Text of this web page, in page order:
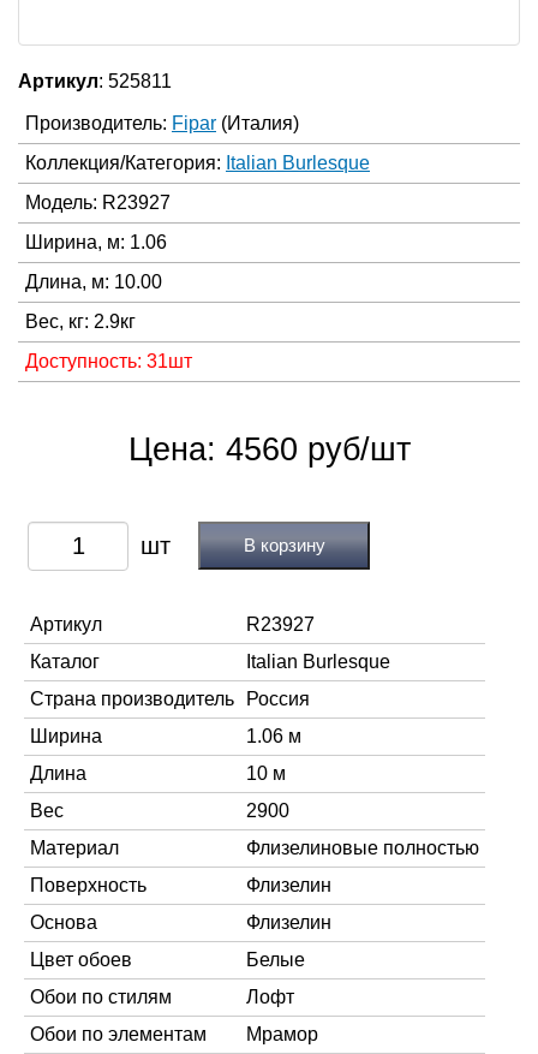
Артикул: 525811
Производитель: Fipar (Италия)
Коллекция/Категория: Italian Burlesque
Модель: R23927
Ширина, м: 1.06
Длина, м: 10.00
Вес, кг: 2.9кг
Доступность: 31шт
Цена: 4560 руб/шт
В корзину
Артикул
R23927
Каталог
Italian Burlesque
Страна производитель
Россия
Ширина
1.06 м
Длина
10 м
Вес
2900
Материал
Флизелиновые полностью
Поверхность
Флизелин
Основа
Флизелин
Цвет обоев
Белые
Обои по стилям
Лофт
Обои по элементам
Мрамор